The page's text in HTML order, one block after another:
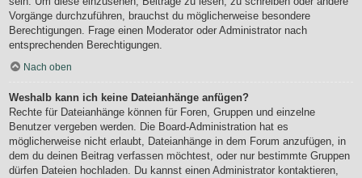
Vorgänge durchzuführen, brauchst du möglicherweise besondere
Berechtigungen. Frage einen Moderator oder Administrator nach
entsprechenden Berechtigungen.
Nach oben
Weshalb kann ich keine Dateianhänge anfügen?
Rechte für Dateianhänge können für Foren, Gruppen und einzelne
Benutzer vergeben werden. Die Board-Administration hat es
möglicherweise nicht erlaubt, Dateianhänge in dem Forum anzufügen, in
dem du deinen Beitrag verfassen möchtest, oder nur bestimmte Gruppen
dürfen Dateien hochladen. Du kannst einen Administrator kontaktieren,